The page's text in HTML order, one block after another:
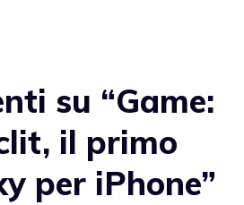
su “Game:
il primo
per iPhone”